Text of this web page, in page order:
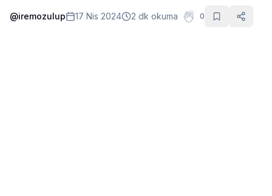
Sağlık
@iremozulup 17 Nis 2024 2 dk okuma 0